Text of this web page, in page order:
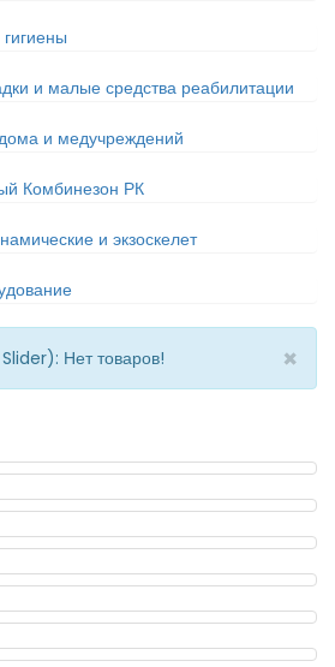
и малые средства реабилитации
и медучреждений
Комбинезон РК
и экзоскелет
Нет товаров! ×